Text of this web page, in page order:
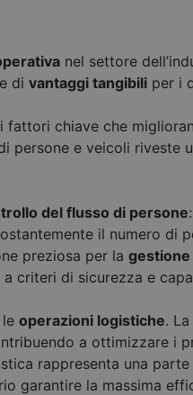
nel settore
divantaggi tangibili per i
fattori chiave che
e veicoli riveste
del flusso di persone
il numero di
preziosa per lagestione
criteri di sicurezza e
leoperazioni logistiche.
a ottimizzare i
rappresenta una parte
garantire la massima